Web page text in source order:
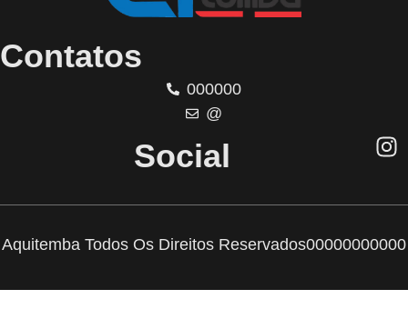
Contatos
000000
@
Social
Aquitemba Todos Os Direitos Reservados00000000000